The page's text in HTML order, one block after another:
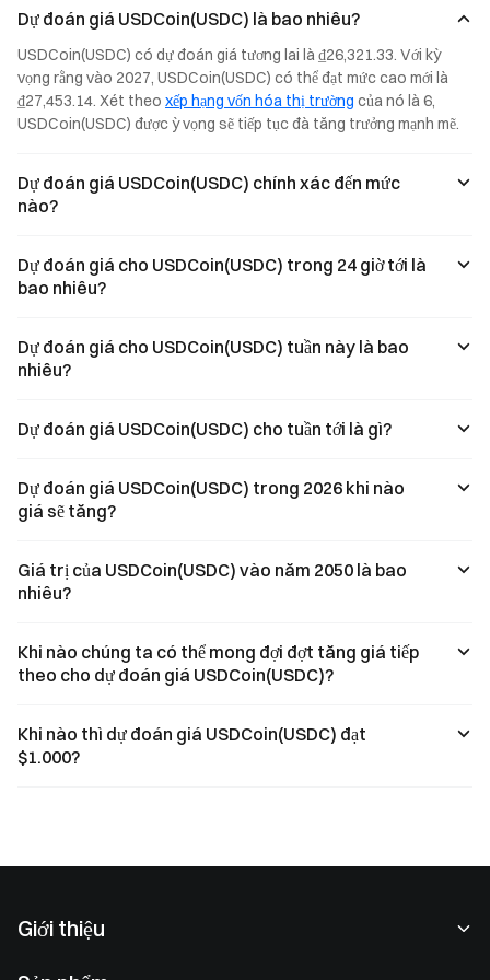
increased to
with on-chain
transaction
volume up 151%
year-over-year.
you can
USDT, USDC, or
USD1. Simply
hold your assets
to enjoy an
platform also
currency with no
loss, plus the
multiple
scenarios.
subscriptions
USDC, and
USD1. Earn an
annual yield of
3.8% simply by
in the original
earnings across
multiple
Dự đoán giá USDCoin(USDC) là bao nhiêu?
USDCoin(USDC) có dự đoán giá tương lai là ₫26,321.33. Với kỳ
vọng rằng vào 2027, USDCoin(USDC) có thể đạt mức cao mới là
₫27,453.14. Xét theo xếp hạng vốn hóa thị trường của nó là 6,
USDCoin(USDC) được ỳ vọng sẽ tiếp tục đà tăng trưởng mạnh mẽ.
Dự đoán giá USDCoin(USDC) chính xác đến mức
nào?
Dự đoán giá cho USDCoin(USDC) trong 24 giờ tới là
bao nhiêu?
Dự đoán giá cho USDCoin(USDC) tuần này là bao
nhiêu?
Dự đoán giá USDCoin(USDC) cho tuần tới là gì?
Dự đoán giá USDCoin(USDC) trong 2026 khi nào
giá sẽ tăng?
Giá trị của USDCoin(USDC) vào năm 2050 là bao
nhiêu?
Khi nào chúng ta có thể mong đợi đợt tăng giá tiếp
theo cho dự đoán giá USDCoin(USDC)?
Khi nào thì dự đoán giá USDCoin(USDC) đạt
$1.000?
Giới thiệu